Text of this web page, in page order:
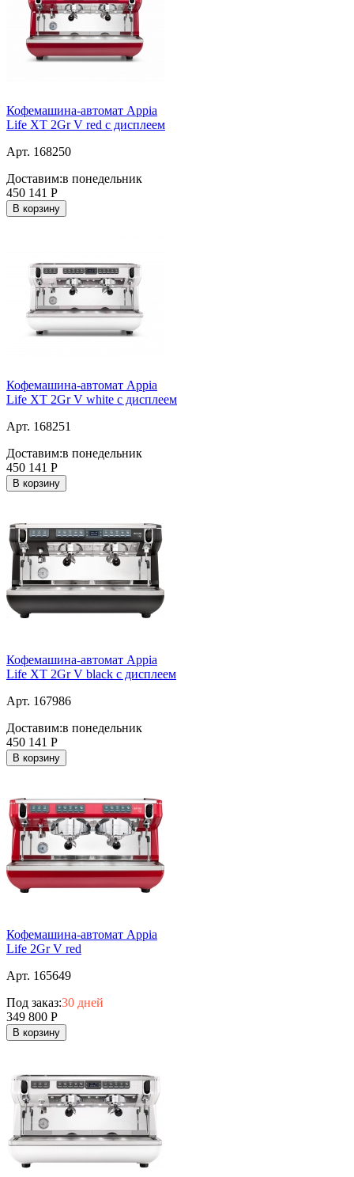
Кофемашина-автомат Appia
Life XT 2Gr V red с дисплеем
Арт. 168250
Доставим:в понедельник
450 141 Р
В корзину
Кофемашина-автомат Appia
Life XT 2Gr V white с дисплеем
Арт. 168251
Доставим:в понедельник
450 141 Р
В корзину
Кофемашина-автомат Appia
Life XT 2Gr V black с дисплеем
Арт. 167986
Доставим:в понедельник
450 141 Р
В корзину
Кофемашина-автомат Appia
Life 2Gr V red
Арт. 165649
Под заказ:30 дней
349 800 Р
В корзину